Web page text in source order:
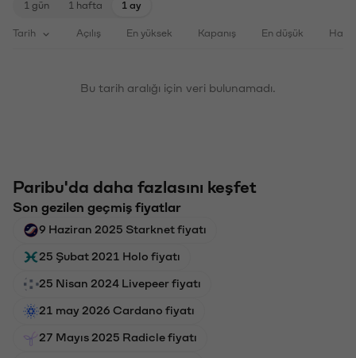
1 gün 1 hafta 1 ay
Tarih Açılış En yüksek Kapanış En düşük
Bu tarih aralığı için veri bulunamadı.
Paribu'da daha fazlasını keşfet
Son gezilen geçmiş fiyatlar
9 Haziran 2025 Starknet fiyatı
25 Şubat 2021 Holo fiyatı
25 Nisan 2024 Livepeer fiyatı
21 may 2026 Cardano fiyatı
27 Mayıs 2025 Radicle fiyatı